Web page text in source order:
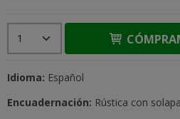
Idioma: Español
Encuadernación: Rústica con